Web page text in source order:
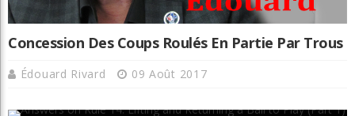
Concession Des Coups Roulés En Partie Par Trous
Édouard Rivard 09 Août 2017